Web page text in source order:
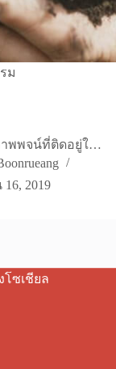
ม
าพพจน์ที่ติดอยู่ใ…
2019
ซเชียล